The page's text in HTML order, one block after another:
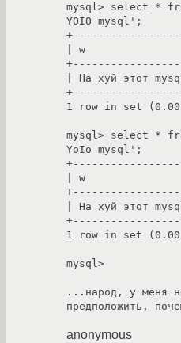
mysql> select *
YOIO mysql';
| w
| На хуй этот
1 row in set (0.00
mysql> select *
YoIo mysql';
| w
| На хуй этот
1 row in set (0.00
mysql>
...народ, у меня
предположить,
anonymous